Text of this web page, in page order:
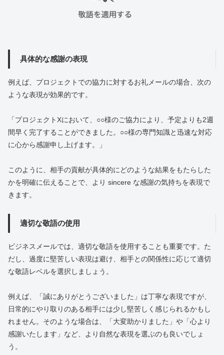
具体的な感謝の表現
例えば、プロジェクトでの協力に対するお礼メールの場合、次の
ような表現が効果的です。
「プロジェクトXにおいて、○○様のご協力により、予定よりも2週
間早く完了することができました。○○様の専門知識と迅速な対応
に心から感謝申し上げます。」
このように、相手の貢献が具体的にどのような結果をもたらした
かを明確に伝えることで、より sincere な感謝の気持ちを表現で
きます。
適切な敬語の使用
ビジネスメールでは、適切な敬語を使用することも重要です。た
だし、過度に堅苦しい表現は避け、相手との関係性に応じて適切
な敬語レベルを選択しましょう。
例えば、「誠にありがとうございました」は丁寧な表現ですが、
日常的にやり取りのある相手には少し堅苦しく感じられるかもし
れません。そのような場合は、「大変助かりました」や「心より
感謝いたします」など、より自然な表現を選ぶのも良いでしょ
う。